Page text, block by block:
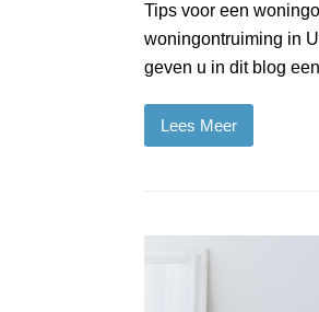
Tips voor een
woningontruiming in
geven u in dit blog
Lees Meer